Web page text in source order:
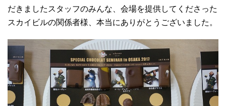
だきましたスタッフのみんな、会場を提供してくださった
スカイビルの関係者様、本当にありがとうございました。